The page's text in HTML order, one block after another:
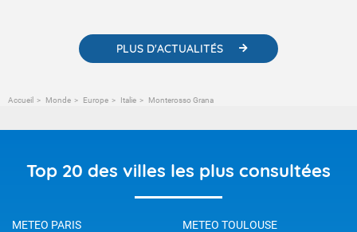
PLUS D'ACTUALITÉS
Accueil Monde Europe Italie Monterosso Grana
Top 20 des villes les plus consultées
METEO PARIS
METEO TOULOUSE